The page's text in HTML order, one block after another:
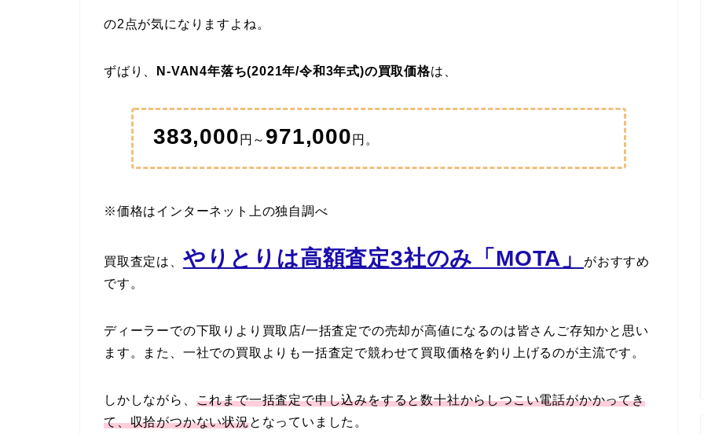
の2点が気になりますよね。
ずばり、 N-VAN4年落ち(2021年/令和3年式)の買取価格は、
383,000 円～ 971,000 円。
※価格はインターネット上の独自調べ
買取査定は、 やりとりは高額査定3社のみ「MOTA」
がおすすめ
です。
ディーラーでの下取りより買取店/一括査定での売却が高値になるのは皆さんご存知かと思い
ます。また、一社での買取よりも一括査定で競わせて買取価格を釣り上げるのが主流です。
しかしながら、 これまで一括査定で申し込みをすると数十社からしつこい電話がかかってき
て、収拾がつかない状況となっていました。